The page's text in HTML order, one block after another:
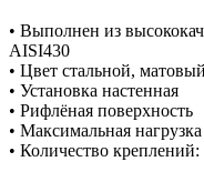
• Выполнен из
AISI430
• Цвет стальной,
• Установка настенная
• Рифлёная поверхность
• Максимальная нагрузка
• Количество креплений: